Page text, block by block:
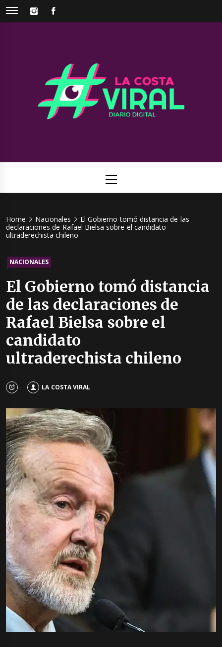
Skip
INSTAGRAM
Viral
Menu
Home Nacionales
El Gobierno tomó distancia de las
declaraciones de Rafael Bielsa sobre el candidato
ultraderechista chileno
NACIONALES
El Gobierno tomó distancia
de las declaraciones de
Rafael Bielsa sobre el
candidato
ultraderechista chileno
LA COSTA VIRAL